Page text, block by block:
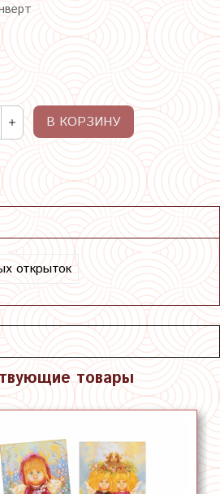
В КОРЗИНУ
открыток
товары